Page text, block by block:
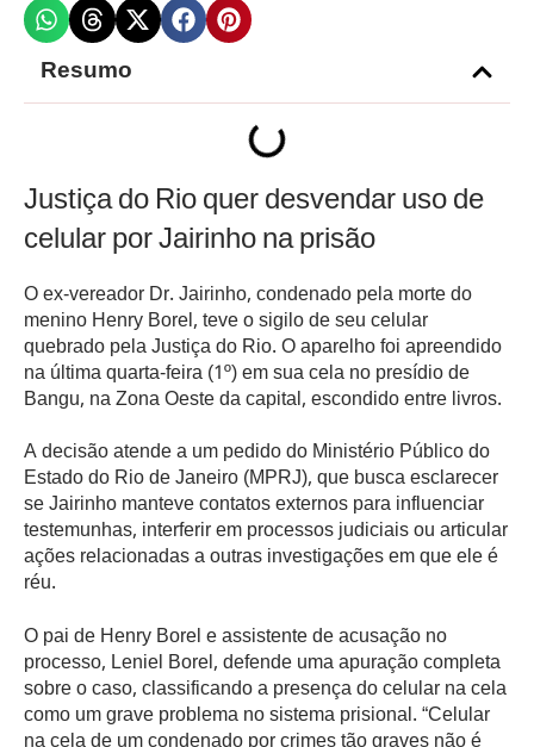
Resumo
Justiça do Rio quer desvendar uso de
celular por Jairinho na prisão
O ex-vereador Dr. Jairinho, condenado pela morte do
menino Henry Borel, teve o sigilo de seu celular
quebrado pela Justiça do Rio. O aparelho foi apreendido
na última quarta-feira (1º) em sua cela no presídio de
Bangu, na Zona Oeste da capital, escondido entre livros.
A decisão atende a um pedido do Ministério Público do
Estado do Rio de Janeiro (MPRJ), que busca esclarecer
se Jairinho manteve contatos externos para influenciar
testemunhas, interferir em processos judiciais ou articular
ações relacionadas a outras investigações em que ele é
réu.
O pai de Henry Borel e assistente de acusação no
processo, Leniel Borel, defende uma apuração completa
sobre o caso, classificando a presença do celular na cela
como um grave problema no sistema prisional. “Celular